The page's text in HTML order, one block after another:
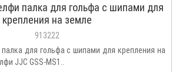
палка для гольфа с шипами для
крепления на земле
913222
палка для гольфа с шипами для крепления на
JJC GSS-MS1..